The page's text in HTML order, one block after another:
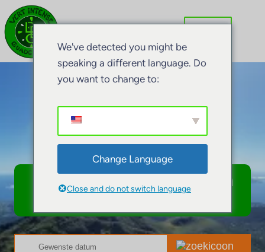
Leef je
dromen....
Boek je natuuractiviteiten
in Guadeloupe
We've detected you might be
speaking a different language. Do
you want to change to:
Change Language
Close and do not switch language